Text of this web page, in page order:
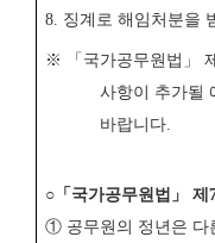
8. 징계로 해임처분을
※ 「 국가공무원법 」
사항이 추가될
바랍니다.
○「 국가공무원법 」 제
① 공무원의 정년은